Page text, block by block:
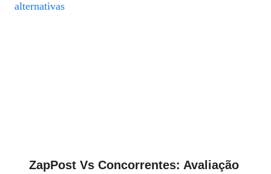
ZapPost Vs Concorrentes: Avaliação